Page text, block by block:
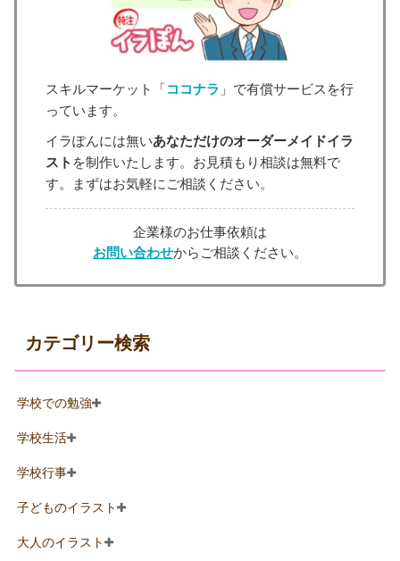
スキルマーケット「ココナラ 」で有償サービスを行
っています。
イラぽんには無いあなただけのオーダーメイドイラ
スト を制作いたします。お見積もり相談は無料で
す。まずはお気軽にご相談ください。
企業様のお仕事依頼は
お問い合わせからご相談ください。
カテゴリー検索
学校での勉強
学校生活
学校行事
子どものイラスト
大人のイラスト